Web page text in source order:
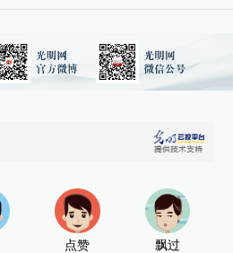
点赞 飘过